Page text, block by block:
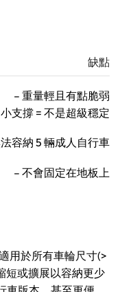
缺點
– 重量輕且有點脆弱
支撐 = 不是超級穩定
容納 5 輛成人自行車
– 不會固定在地板上
用於所有車輪尺寸(>
短或擴展以容納更少